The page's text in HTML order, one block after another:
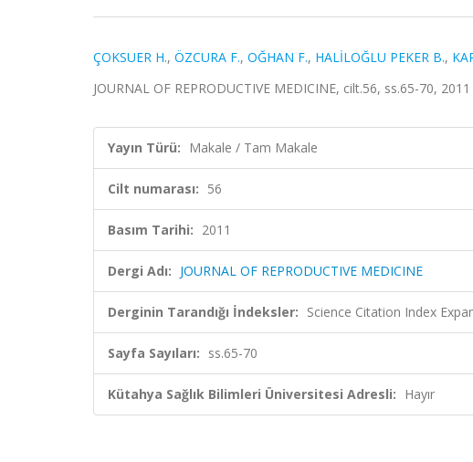
ÇOKSUER H., ÖZCURA F., OĞHAN F., HALİLOĞLU PEKER B.,
JOURNAL OF REPRODUCTIVE MEDICINE, cilt.56, ss.65-70,
Yayın Türü: Makale / Tam Makale
Cilt numarası: 56
Basım Tarihi: 2011
Dergi Adı: JOURNAL OF REPRODUCTIVE MEDICINE
Derginin Tarandığı İndeksler: Science Citation Index
Sayfa Sayıları: ss.65-70
Kütahya Sağlık Bilimleri Üniversitesi Adresli: Hayır